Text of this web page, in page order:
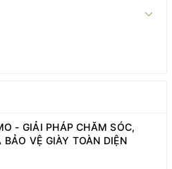
- GIẢI PHÁP CHĂM SÓC,
BẢO VỆ GIÀY TOÀN DIỆN